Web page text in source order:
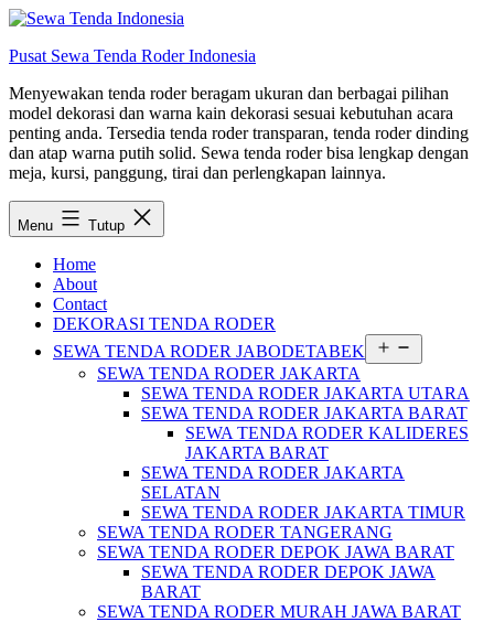
Lewati
konten
Pusat Sewa Tenda Roder Indonesia
Menyewakan tenda roder beragam ukuran dan berbagai pilihan
model dekorasi dan warna kain dekorasi sesuai kebutuhan acara
penting anda. Tersedia tenda roder transparan, tenda roder dinding
dan atap warna putih solid. Sewa tenda roder bisa lengkap dengan
meja, kursi, panggung, tirai dan perlengkapan lainnya.
Menu Tutup
Home
About
Contact
DEKORASI TENDA RODER
SEWA TENDA RODER JABODETABEK
menu
SEWA TENDA RODER JAKARTA
SEWA TENDA RODER JAKARTA UTARA
SEWA TENDA RODER JAKARTA BARAT
SEWA TENDA RODER KALIDERES
JAKARTA BARAT
SEWA TENDA RODER JAKARTA
SELATAN
SEWA TENDA RODER JAKARTA TIMUR
SEWA TENDA RODER TANGERANG
SEWA TENDA RODER DEPOK JAWA BARAT
SEWA TENDA RODER DEPOK JAWA
BARAT
SEWA TENDA RODER MURAH JAWA BARAT